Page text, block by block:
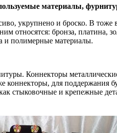
материалы,
укрупнено и броско. В
относятся: бронза, платина,
и полимерные материалы.
Коннекторы
коннекторы, для
стыковочные и крепежные